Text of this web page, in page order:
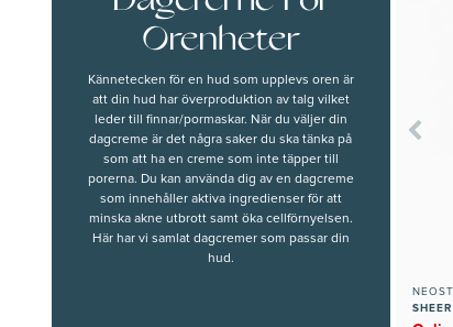
Orenheter
Kännetecken för en hud som upplevs oren är
att din hud har överproduktion av talg vilket
leder till finnar/pormaskar. När du väljer din
dagcreme är det några saker du ska tänka på
som att ha en creme som inte täpper till
porerna. Du kan använda dig av en dagcreme
som innehåller aktiva ingredienserför att
minska akne utbrott samt öka cellförnyelsen.
Här har vi samlat dagcremer som passar din
hud.